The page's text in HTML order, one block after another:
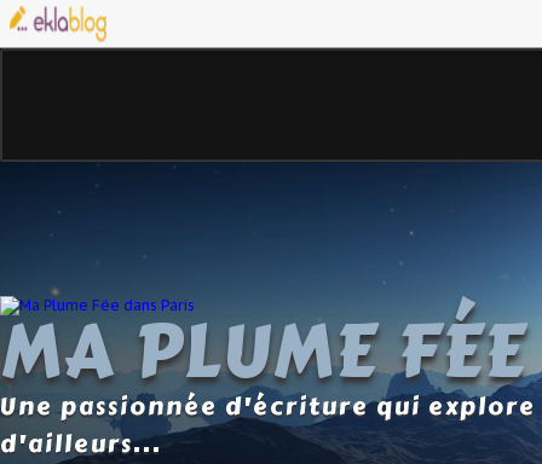
MA PLUME
Une passionnée d'écriture qui
d'ailleurs...